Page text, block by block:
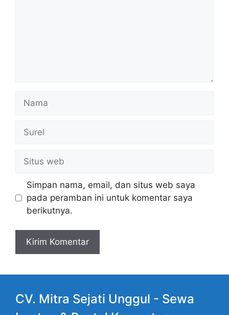
web
Simpan nama, email, dan situs web saya
pada peramban ini untuk komentar saya
berikutnya.
CV. Mitra Sejati Unggul - Sewa